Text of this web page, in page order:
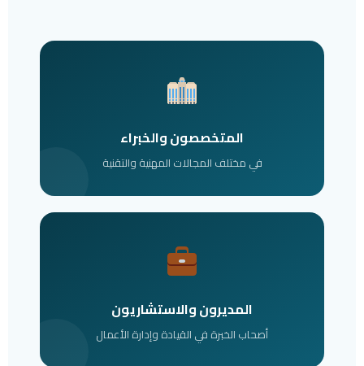
المتخصصون والخبراء
في مختلف المجالات المهنية والتقنية
المديرون والاستشاريون
أصحاب الخبرة في القيادة وإدارة الأعمال